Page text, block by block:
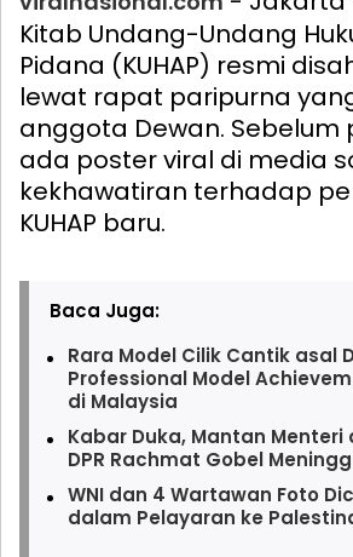
Kitab Undang-Undang
Pidana (KUHAP) resmi
lewat rapat paripurna
anggota Dewan. Sebelum
ada poster viral di media
kekhawatiran terhadap
KUHAP baru.
Baca Juga:
Rara Model Cilik Cantik asal
Professional Model
di Malaysia
Kabar Duka, Mantan
DPR Rachmat Gobel
WNI dan 4 Wartawan Foto
dalam Pelayaran ke